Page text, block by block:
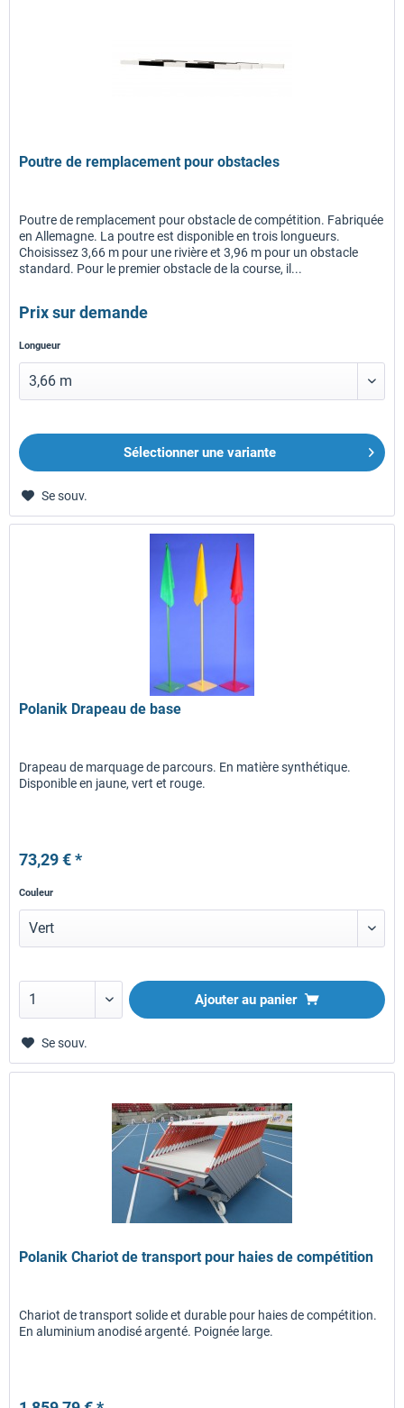
Poutre de remplacement pour obstacles
Poutre de remplacement pour obstacle de compétition. Fabriquée
en Allemagne. La poutre est disponible en trois longueurs.
Choisissez 3,66 m pour une rivière et 3,96 m pour un obstacle
standard. Pour le premier obstacle de la course, il...
Prix sur demande
Longueur
Sélectionner une variante
Se souv.
Polanik Drapeau de base
Drapeau de marquage de parcours. En matière synthétique.
Disponible en jaune, vert et rouge.
73,29 € *
Couleur
Ajouter au panier
Se souv.
Polanik Chariot de transport pour haies de compétition
Chariot de transport solide et durable pour haies de compétition.
En aluminium anodisé argenté. Poignée large.